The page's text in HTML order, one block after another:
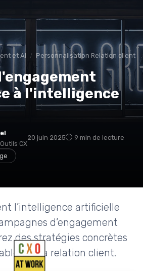
et AI Personnalisation Relation client
à l'intelligence
CX
20 juin 2025 9 min de lecture
l’intelligence artificielle
d’engagement
des stratégies concrètes
de la relation client.